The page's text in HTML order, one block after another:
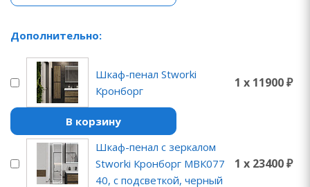
Дополнительно:
Шкаф-пенал Stworki
Кронборг
1 x 11900 ₽
В корзину
Шкаф-пенал с зеркалом
Stworki Кронборг МВК077
40, с подсветкой, черный
1 x 23400 ₽